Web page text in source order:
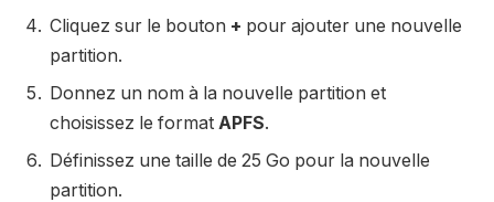
Cliquez sur le bouton + pour ajouter une nouvelle
partition.
Donnez un nom à la nouvelle partition et
choisissez le format APFS.
Définissez une taille de 25 Go pour la nouvelle
partition.